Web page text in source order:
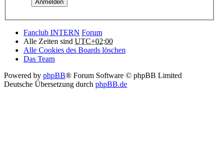
Fanclub INTERN Forum
Alle Zeiten sind UTC+02:00
Alle Cookies des Boards löschen
Das Team
Powered by phpBB® Forum Software © phpBB Limited
Deutsche Übersetzung durch phpBB.de